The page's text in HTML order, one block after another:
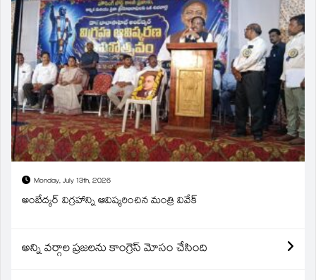
Monday, July 13th, 2026
అంబేద్కర్ విగ్రహాన్ని ఆవిష్కరించిన మంత్రి వివేక్
అన్ని వర్గాల ప్రజలను కాంగ్రెస్ మోసం చేసింది